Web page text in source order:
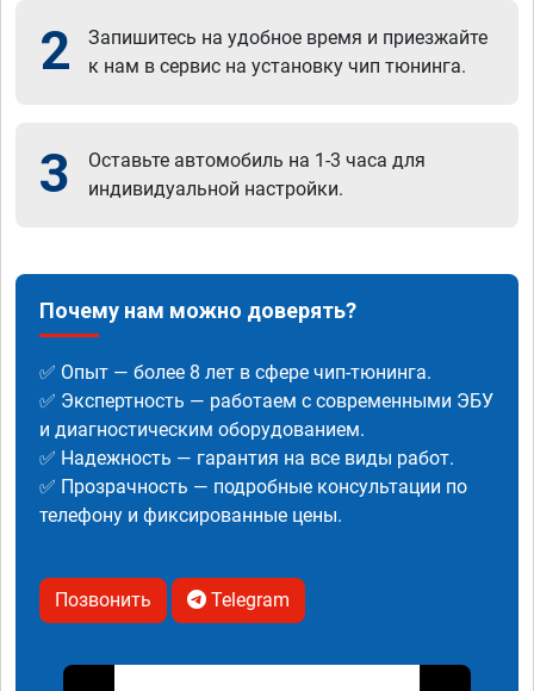
2
Запишитесь на удобное время и приезжайте
к нам в сервис на установку чип тюнинга.
3
Оставьте автомобиль на 1-3 часа для
индивидуальной настройки.
Почему нам можно доверять?
✅ Опыт — более 8 лет в сфере чип-тюнинга.
✅ Экспертность — работаем с современными ЭБУ
и диагностическим оборудованием.
✅ Надежность — гарантия на все виды работ.
✅ Прозрачность — подробные консультации по
телефону и фиксированные цены.
Позвонить Telegram